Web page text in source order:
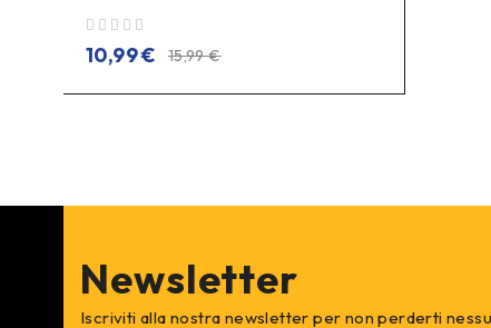
15,99€
10,99€
Newsletter
Iscriviti alla nostra newsletter per non perderti